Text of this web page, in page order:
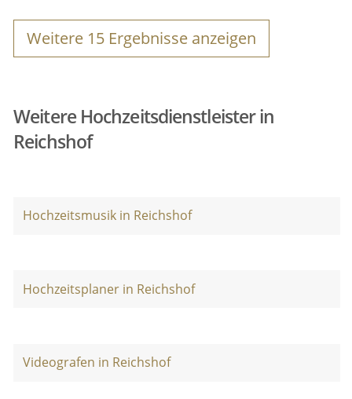
Weitere 15 Ergebnisse anzeigen
Weitere Hochzeitsdienstleister in
Reichshof
Hochzeitsmusik in Reichshof
Hochzeitsplaner in Reichshof
Videografen in Reichshof